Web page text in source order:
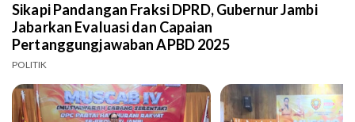
Sikapi Pandangan Fraksi DPRD, Gubernur Jambi
Jabarkan Evaluasi dan Capaian
Pertanggungjawaban APBD 2025
POLITIK